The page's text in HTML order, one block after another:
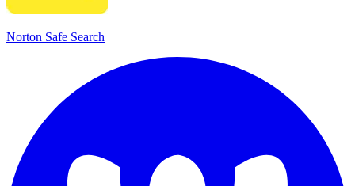
Norton Safe Search